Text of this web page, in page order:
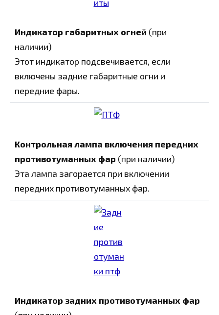
Индикатор габаритных огней (при
наличии)
Этот индикатор подсвечивается, если
включены задние габаритные огни и
передние фары.
Контрольная лампа включения передних
противотуманных фар (при наличии)
Эта лампа загорается при включении
передних противотуманных фар.
Индикатор задних противотуманных фар